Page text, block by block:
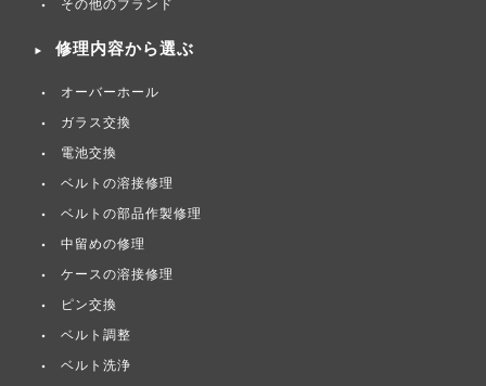
その他のブランド
修理内容から選ぶ
オーバーホール
ガラス交換
電池交換
ベルトの溶接修理
ベルトの部品作製修理
中留めの修理
ケースの溶接修理
ピン交換
ベルト調整
ベルト洗浄